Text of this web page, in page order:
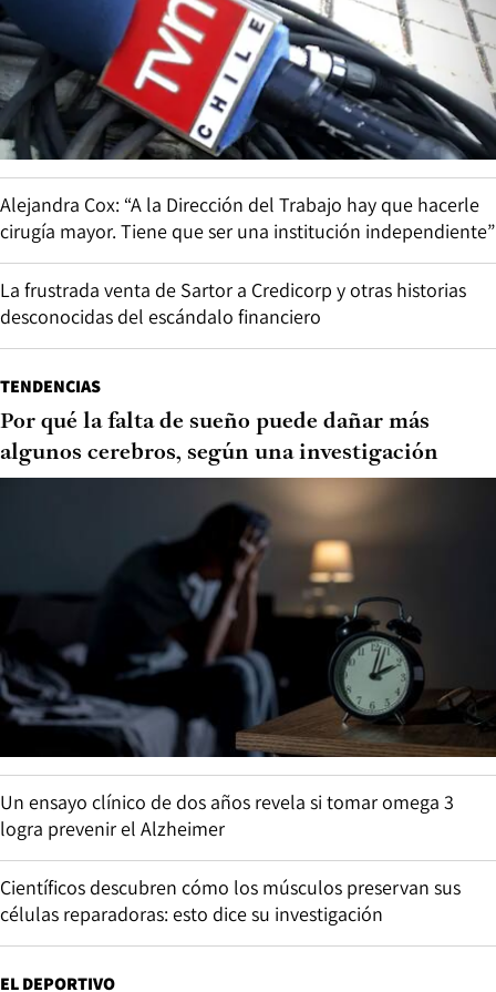
Alejandra Cox: “A la Dirección del Trabajo hay que hacerle
cirugía mayor. Tiene que ser una institución independiente”
La frustrada venta de Sartor a Credicorp y otras historias
desconocidas del escándalo financiero
TENDENCIAS
Por qué la falta de sueño puede dañar más
algunos cerebros, según una investigación
Un ensayo clínico de dos años revela si tomar omega 3
logra prevenir el Alzheimer
Científicos descubren cómo los músculos preservan sus
células reparadoras: esto dice su investigación
EL DEPORTIVO